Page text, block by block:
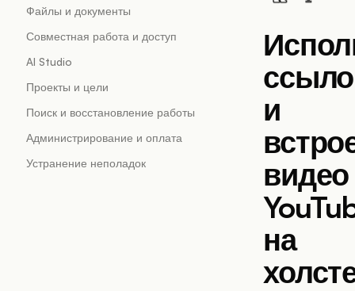
Файлы и документы
Совместная работа и доступ
AI Studio
Проекты и цели
Поиск и восстановление работы
Администрирование и оплата
Устранение неполадок
и
видео
на